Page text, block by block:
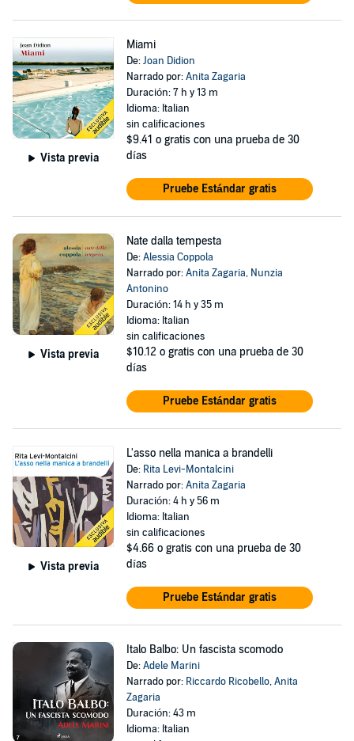
Vista previa
Miami
De:Joan Didion
Narrado por:Anita Zagaria
Duración: 7 h y 13 m
Idioma: Italian
sin calificaciones
$9.41 o gratis con una prueba de 30
días
Pruebe Estándar gratis
Vista previa
Nate dalla tempesta
De:Alessia Coppola
Narrado por:Anita Zagaria, Nunzia
Antonino
Duración: 14 h y 35 m
Idioma: Italian
sin calificaciones
$10.12 o gratis con una prueba de 30
días
Pruebe Estándar gratis
Vista previa
L'asso nella manica a brandelli
De: Rita Levi-Montalcini
Narrado por:Anita Zagaria
Duración: 4 h y 56 m
Idioma: Italian
sin calificaciones
$4.66 o gratis con una prueba de 30
días
Pruebe Estándar gratis
Italo Balbo: Un fascista scomodo
De:Adele Marini
Narrado por: Riccardo Ricobello,Anita
Zagaria
Duración: 43 m
Idioma: Italian